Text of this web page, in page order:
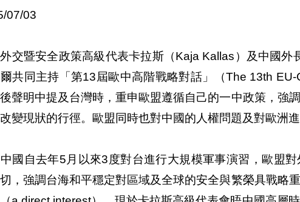
07/03
交暨安全政策高級代表卡拉斯（Kaja Kallas）及中國
共同主持「第13屆歐中高階戰略對話」（The 13th
聲明中提及台灣時，重申歐盟遵循自己的一中政策，強
變現狀的行徑。歐盟同時也對中國的人權問題及對歐洲
國自去年5月以來3度對台進行大規模軍事演習，歐盟
，強調台海和平穩定對區域及全球的安全與繁榮具戰略